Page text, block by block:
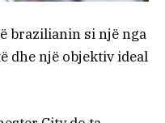
brazilianin si një nga
dhe një objektiv ideal